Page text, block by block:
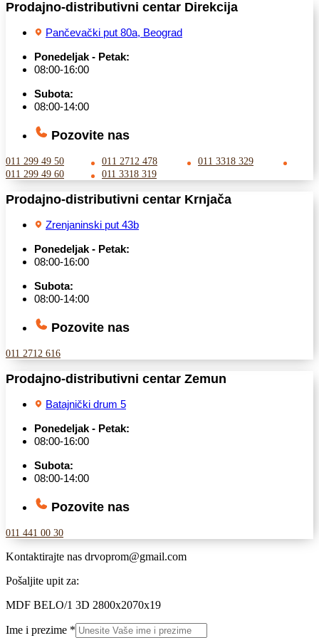
Prodajno-distributivni centar Direkcija
Pančevački put 80a, Beograd
Ponedeljak - Petak:
08:00-16:00
Subota:
08:00-14:00
Pozovite nas
011 299 49 50 011 2712 478
011 3318 329
011 299 49 60
011 3318 319
Prodajno-distributivni centar Krnjača
Zrenjaninski put 43b
Ponedeljak - Petak:
08:00-16:00
Subota:
08:00-14:00
Pozovite nas
011 2712 616
Prodajno-distributivni centar Zemun
Batajnički drum 5
Ponedeljak - Petak:
08:00-16:00
Subota:
08:00-14:00
Pozovite nas
011 441 00 30
Kontaktirajte nas drvoprom@gmail.com
Pošaljite upit za:
MDF BELO/1 3D 2800x2070x19
Ime i prezime *